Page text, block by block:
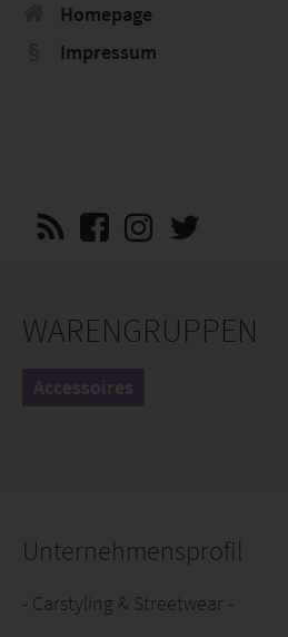
Homepage
Impressum
WARENGRUPPEN
Accessoires
Unternehmensprofil
- Carstyling & Streetwear -